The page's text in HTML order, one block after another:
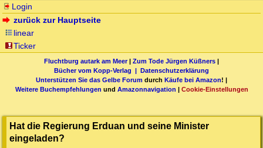
Login
zurück zur Hauptseite
linear
Ticker
Fluchtburg autark am Meer| Zum Tode Jürgen Küßners |
Bücher vom Kopp-Verlag | Datenschutzerklärung
Unterstützen Sie das Gelbe Forum durch Käufe bei Amazon! |
Weitere Buchempfehlungen und Amazonnavigation | Cookie-Einstellungen
Hat die Regierung Erduan und seine Minister
eingeladen?